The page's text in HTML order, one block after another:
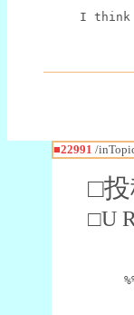
I think
■22991 /
□
□U